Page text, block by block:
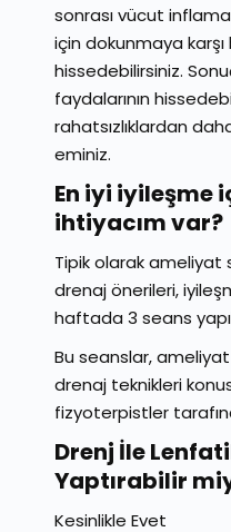
sonrası vücut
için dokunmaya
hissedebilirsiniz.
faydalarının
rahatsızlıklardan
eminiz.
En iyi iyileşme
ihtiyacım var?
Tipik olarak ameliyat
drenaj önerileri,
haftada 3 seans
Bu seanslar,
drenaj teknikleri
fizyoterpistler
Drenj İle
Yaptırabilir
Kesinlikle Evet